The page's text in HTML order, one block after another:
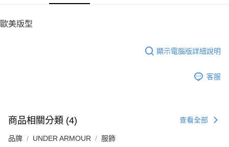
歐美版型
顯示電腦版詳細說明
客服
商品相關分類 (4) 查看全部
品牌 UNDER ARMOUR 服飾